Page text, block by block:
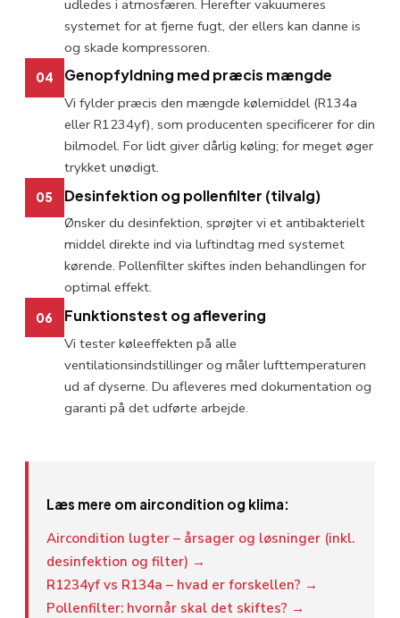
udledes i atmosfæren. Herefter vakuumeres
systemet for at fjerne fugt, der ellers kan danne is
og skade kompressoren.
04 Genopfyldning med præcis mængde
Vi fylder præcis den mængde kølemiddel (R134a
eller R1234yf), som producenten specificerer for din
bilmodel. For lidt giver dårlig køling; for meget øger
trykket unødigt.
05 Desinfektion og pollenfilter (tilvalg)
Ønsker du desinfektion, sprøjter vi et antibakterielt
middel direkte ind via luftindtag med systemet
kørende. Pollenfilter skiftes inden behandlingen for
optimal effekt.
06 Funktionstest og aflevering
Vi tester køleeffekten på alle
ventilationsindstillinger og måler lufttemperaturen
ud af dyserne. Du afleveres med dokumentation og
garanti på det udførte arbejde.
Læs mere om aircondition og klima:
Aircondition lugter – årsager og løsninger (inkl.
desinfektion og filter) →
R1234yf vs R134a – hvad er forskellen? →
Pollenfilter: hvornår skal det skiftes? →